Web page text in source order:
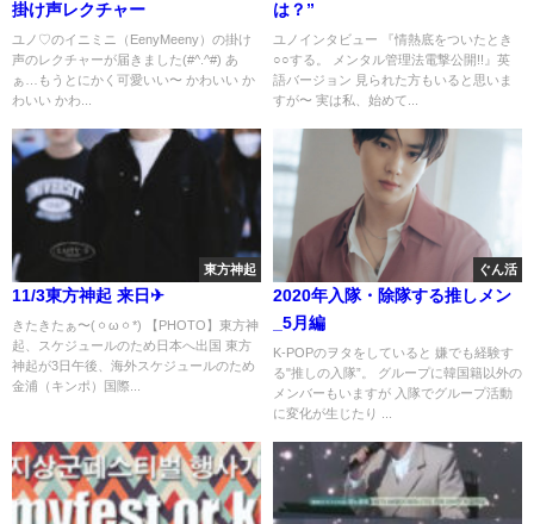
掛け声レクチャー
ユノ♡のイニミニ（EenyMeeny）の掛け
声のレクチャーが届きました(#^.^#) あ
ぁ…もうとにかく可愛いい〜 かわいい か
わいい かわ...
は？”
ユノインタビュー 『情熱底をついたとき
○○する。 メンタル管理法電撃公開!!』英
語バージョン 見られた方もいると思いま
すが〜 実は私、始めて...
東方神起
11/3東方神起 来日✈
きたきたぁ〜(ㆁωㆁ*) 【PHOTO】東方神
起、スケジュールのため日本へ出国 東方
神起が3日午後、海外スケジュールのため
金浦（キンポ）国際...
ぐん活
2020年入隊・除隊する推しメン
_5月編
K-POPのヲタをしていると 嫌でも経験す
る"推しの入隊”。 グループに韓国籍以外の
メンバーもいますが 入隊でグループ活動
に変化が生じたり ...